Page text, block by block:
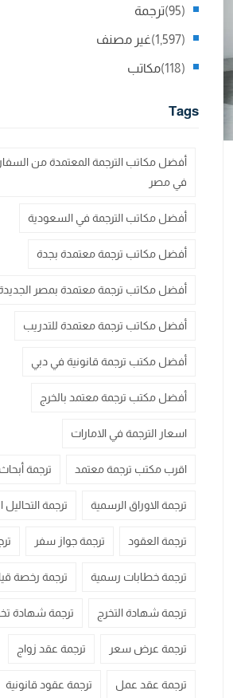
ترجمة (95)
غير مصنف (1,597)
مكاتب (118)
Tags
أفضل مكاتب الترجمة المعتمدة من
في مصر
أفضل مكاتب الترجمة في السعودية
أفضل مكاتب ترجمة معتمدة بجدة
أفضل مكاتب ترجمة معتمدة بمصر
أفضل مكاتب ترجمة معتمدة للتدريب
أفضل مكتب ترجمة قانونية في دبي
أفضل مكتب ترجمة معتمد بالخرج
اسعار الترجمة في الامارات
اقرب مكتب ترجمة معتمد ترجمة
ترجمة الاوراق الرسمية ترجمة التحاليل
ترجمة العقود ترجمة جواز سفر
ترجمة خطابات رسمية ترجمة رخصة
ترجمة شهادة التخرج ترجمة شهادة
ترجمة عرض سعر ترجمة عقد زواج
ترجمة عقد عمل ترجمة عقود قانونية